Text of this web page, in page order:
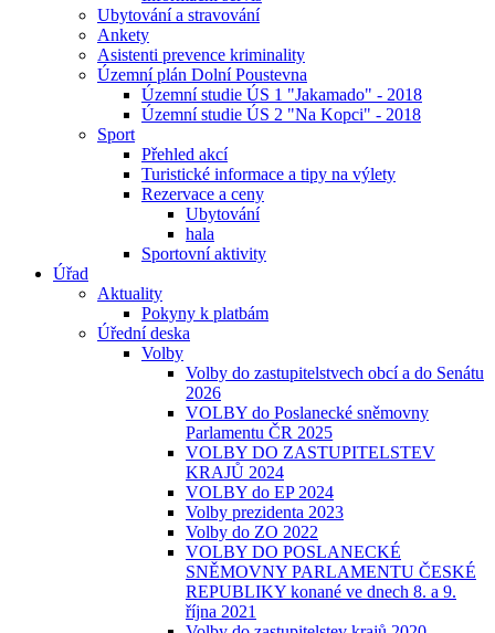
Ubytování a stravování
Ankety
Asistenti prevence kriminality
Územní plán Dolní Poustevna
Územní studie ÚS 1 "Jakamado" - 2018
Územní studie ÚS 2 "Na Kopci" - 2018
Sport
Přehled akcí
Turistické informace a tipy na výlety
Rezervace a ceny
Ubytování
hala
Sportovní aktivity
Úřad
Aktuality
Pokyny k platbám
Úřední deska
Volby
Volby do zastupitelstvech obcí a do Senátu
2026
VOLBY do Poslanecké sněmovny
Parlamentu ČR 2025
VOLBY DO ZASTUPITELSTEV
KRAJŮ 2024
VOLBY do EP 2024
Volby prezidenta 2023
Volby do ZO 2022
VOLBY DO POSLANECKÉ
SNĚMOVNY PARLAMENTU ČESKÉ
REPUBLIKY konané ve dnech 8. a 9.
října 2021